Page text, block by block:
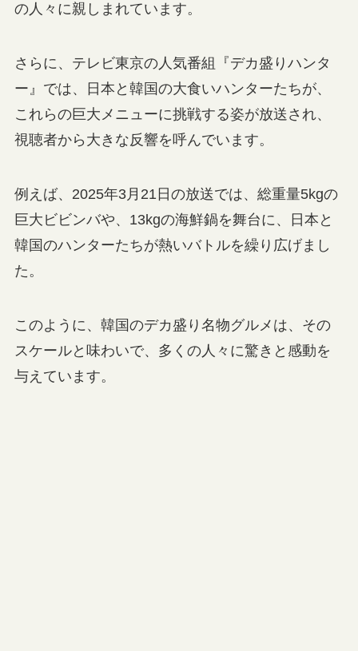
の人々に親しまれています。
さらに、テレビ東京の人気番組『デカ盛りハンタ
ー』では、日本と韓国の大食いハンターたちが、
これらの巨大メニューに挑戦する姿が放送され、
視聴者から大きな反響を呼んでいます。
例えば、2025年3月21日の放送では、総重量5kgの
巨大ビビンバや、13kgの海鮮鍋を舞台に、日本と
韓国のハンターたちが熱いバトルを繰り広げまし
た。
このように、韓国のデカ盛り名物グルメは、その
スケールと味わいで、多くの人々に驚きと感動を
与えています。